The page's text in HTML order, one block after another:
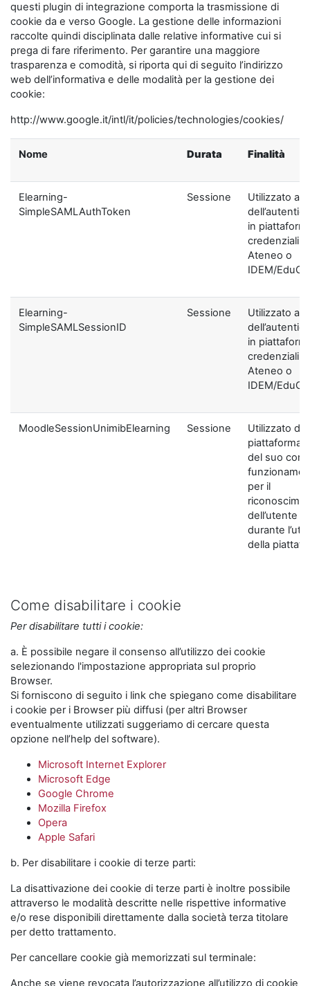
questi plugin di integrazione comporta la trasmissione di
cookie da e verso Google. La gestione delle informazioni
raccolte quindi disciplinata dalle relative informative cui si
prega di fare riferimento. Per garantire una maggiore
trasparenza e comodità, si riporta qui di seguito l’indirizzo
web dell’informativa e delle modalità per la gestione dei
cookie:
http://www.google.it/intl/it/policies/technologies/cookies/
Nome Durata Finalità
Elearning-
SimpleSAMLAuthToken
Sessione
Utilizzato ai
in
credenziali di
Ateneo o
IDEM/
Elearning-
SimpleSAMLSessionID
Sessione
Utilizzato ai
in
credenziali di
Ateneo o
IDEM/
MoodleSessionUnimibElearning Sessione
Utilizzato
piattaforma
del suo
per il
dell’utente
durante
della
Come disabilitare i cookie
Per disabilitare tutti i cookie:
a. È possibile negare il consenso all’utilizzo dei cookie
selezionando l'impostazione appropriata sul proprio
Browser.
Si forniscono di seguito i link che spiegano come disabilitare
i cookie per i Browser più diffusi (per altri Browser
eventualmente utilizzati suggeriamo di cercare questa
opzione nell’help del software).
Microsoft Internet Explorer
Microsoft Edge
Google Chrome
Mozilla Firefox
Opera
Apple Safari
b. Per disabilitare i cookie di terze parti:
La disattivazione dei cookie di terze parti è inoltre possibile
attraverso le modalità descritte nelle rispettive informative
e/o rese disponibili direttamente dalla società terza titolare
per detto trattamento.
Per cancellare cookie già memorizzati sul terminale:
Anche se viene revocata l’autorizzazione all’utilizzo di cookie